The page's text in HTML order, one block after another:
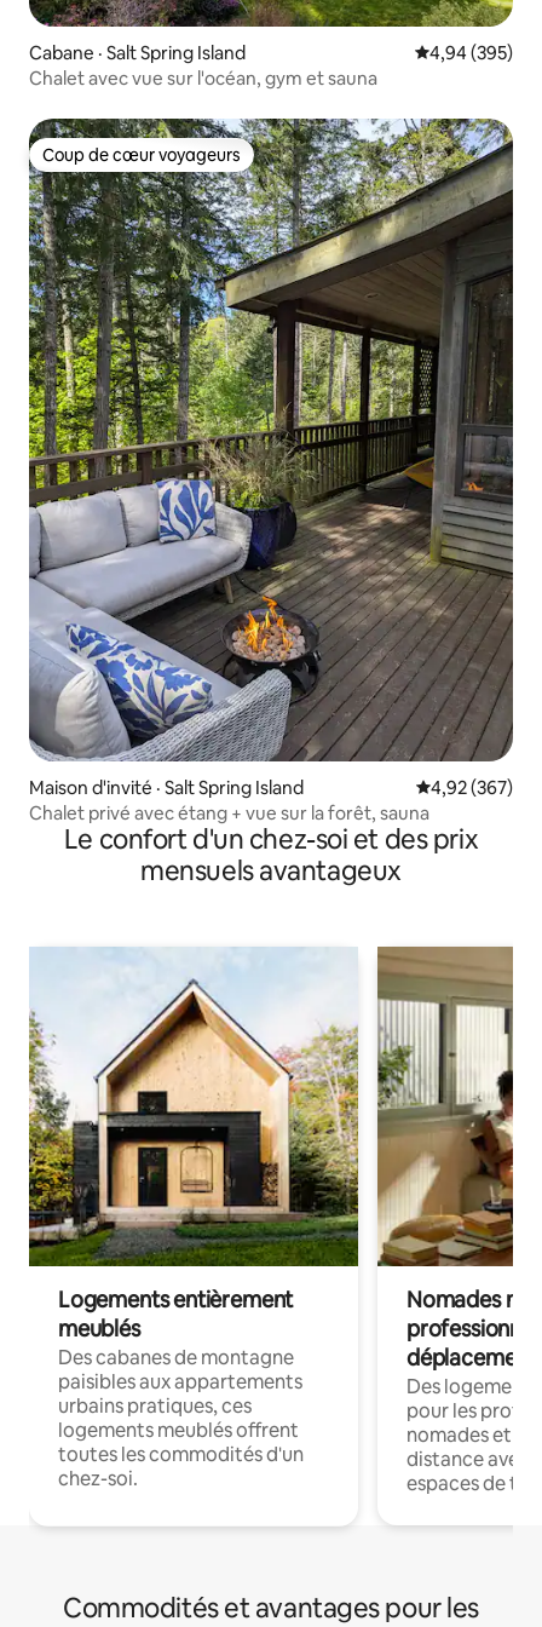
Cabane · Salt Spring Island Note
4,94 (395)
Chalet avec vue sur l'océan, gym et sauna
Coup de cœur voyageurs
Coup de cœur voyageurs
Maison d'invité · Salt Spring Island Note
4,92 (367)
Chalet privé avec étang + vue sur la forêt, sauna
Le confort d'un chez-soi et des prix
mensuels avantageux
Logements entièrement
meublés
Des cabanes de montagne
paisibles aux appartements
urbains pratiques, ces
logements meublés offrent
toutes les commodités d'un
chez-soi.
Nomades
déplacement
Des
pour les
nomades et
distance avec
espaces de
Commodités et avantages pour les